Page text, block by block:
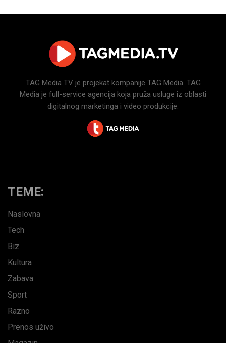
TAG Media TV je projekat kompanije TAG Media. TAG
Media je full-service agencija koja pruža usluge iz oblasti
digitalnog marketinga i video produkcije.
TEME:
Naslovna
Tech
Biz
Kultura
Zabava
Sport
Razno
Prenos uživo